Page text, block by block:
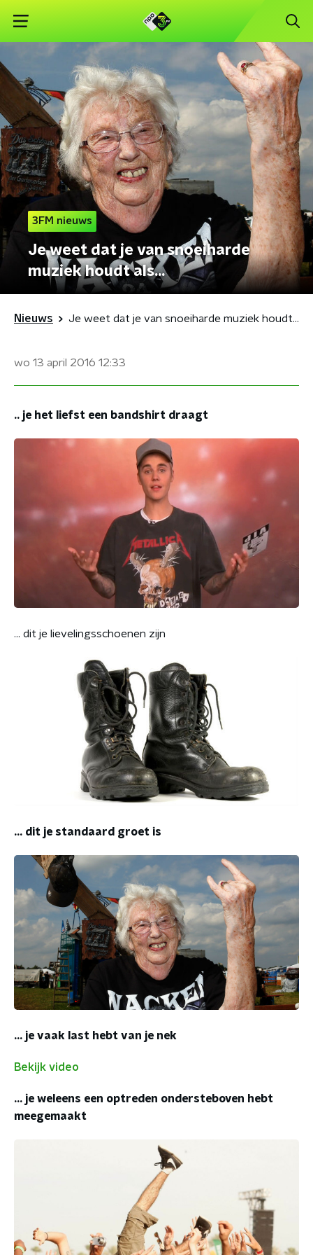
3FM nieuws
Je weet dat je van snoeiharde
muziek houdt als...
Nieuws Je weet dat je van snoeiharde muziek houdt als...
wo 13 april 2016 12:33
.. je het liefst een bandshirt draagt
... dit je lievelingsschoenen zijn
... dit je standaard groet is
... je vaak last hebt van je nek
Bekijk video
... je weleens een optreden ondersteboven hebt
meegemaakt